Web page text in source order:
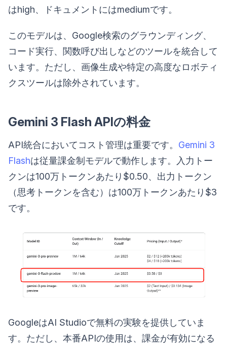
はhigh、ドキュメントにはmediumです。
このモデルは、Google検索のグラウンディング、
コード実行、関数呼び出しなどのツールを統合して
います。ただし、画像生成や特定の高度なロボティ
クスツールは除外されています。
Gemini 3 Flash APIの料金
API統合においてコスト管理は重要です。 Gemini 3
Flashは従量課金制モデルで動作します。入力トー
クンは100万トークンあたり$0.50、出力トークン
（思考トークンを含む）は100万トークンあたり$3
です。
GoogleはAI Studioで無料の実験を提供していま
す。ただし、本番APIの使用は、課金が有効になる